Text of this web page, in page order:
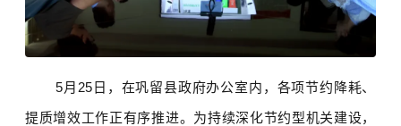
5月25日，在巩留县政府办公室内，各项节约降耗、
提质增效工作正有序推进。为持续深化节约型机关建设，